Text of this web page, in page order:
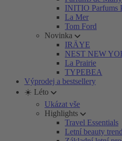
INITIO Parfums
La Mer
Tom Ford
Novinka
IRÄYE
NEST NEW
La Prairie
TYPEBEA
Výprodej a bestsellery
☀️ Léto
Ukázat vše
Highlights
Travel Essentials
Letní beauty